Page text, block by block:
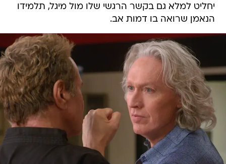
יחליט למלא גם בקשר הרגשי שלו מול מיגל, תלמידו
הנאמן שרואה בו דמות אב.